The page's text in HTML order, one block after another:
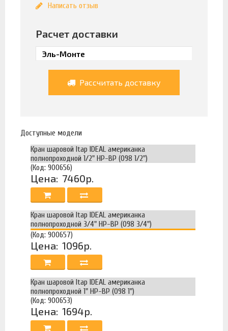
Написать отзыв
Расчет доставки
Рассчитать доставку
Доступные модели
Кран шаровой Itap IDEAL американка
полнопроходной 1/2" НР-ВР (098 1/2")
(Код: 900656)
Цена: 7460р.
Кран шаровой Itap IDEAL американка
полнопроходной 3/4" НР-ВР (098 3/4")
(Код: 900657)
Цена: 1096р.
Кран шаровой Itap IDEAL американка
полнопроходной 1" НР-ВР (098 1")
(Код: 900653)
Цена: 1694р.